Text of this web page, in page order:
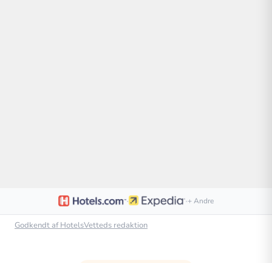
· ·+ Andre
Godkendt af HotelsVetteds redaktion